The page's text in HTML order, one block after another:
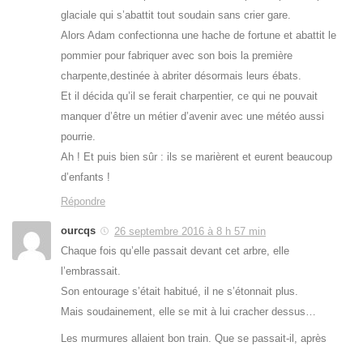
glaciale qui s’abattit tout soudain sans crier gare.
Alors Adam confectionna une hache de fortune et abattit le
pommier pour fabriquer avec son bois la première
charpente,destinée à abriter désormais leurs ébats.
Et il décida qu’il se ferait charpentier, ce qui ne pouvait
manquer d’être un métier d’avenir avec une météo aussi
pourrie.
Ah ! Et puis bien sûr : ils se marièrent et eurent beaucoup
d’enfants !
Répondre
ourcqs
26 septembre 2016 à 8 h 57 min
Chaque fois qu’elle passait devant cet arbre, elle
l’embrassait.
Son entourage s’était habitué, il ne s’étonnait plus.
Mais soudainement, elle se mit à lui cracher dessus…
Les murmures allaient bon train. Que se passait-il, après